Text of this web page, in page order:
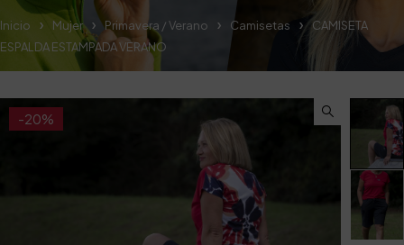
Inicio Mujer Primavera / Verano Camisetas
CAMISETA
ESPALDA ESTAMPADA VERANO
-20%